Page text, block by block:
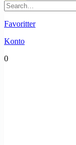
Favoritter
Konto
0